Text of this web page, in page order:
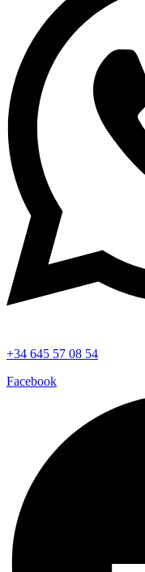
+34 645 57 08 54
Facebook